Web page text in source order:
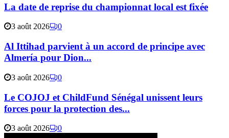
La date de reprise du championnat local est fixée
3 août 2026 0
Al Ittihad parvient à un accord de principe avec
Almería pour Dion...
3 août 2026 0
Le COJOJ et ChildFund Sénégal unissent leurs
forces pour la protection des...
3 août 2026 0